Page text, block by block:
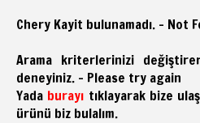
Chery Kayit bulunamadı. - Not
Arama kriterlerinizi
deneyiniz. - Please try again
Yada burayı tıklayarak bize
ürünü biz bulalım.